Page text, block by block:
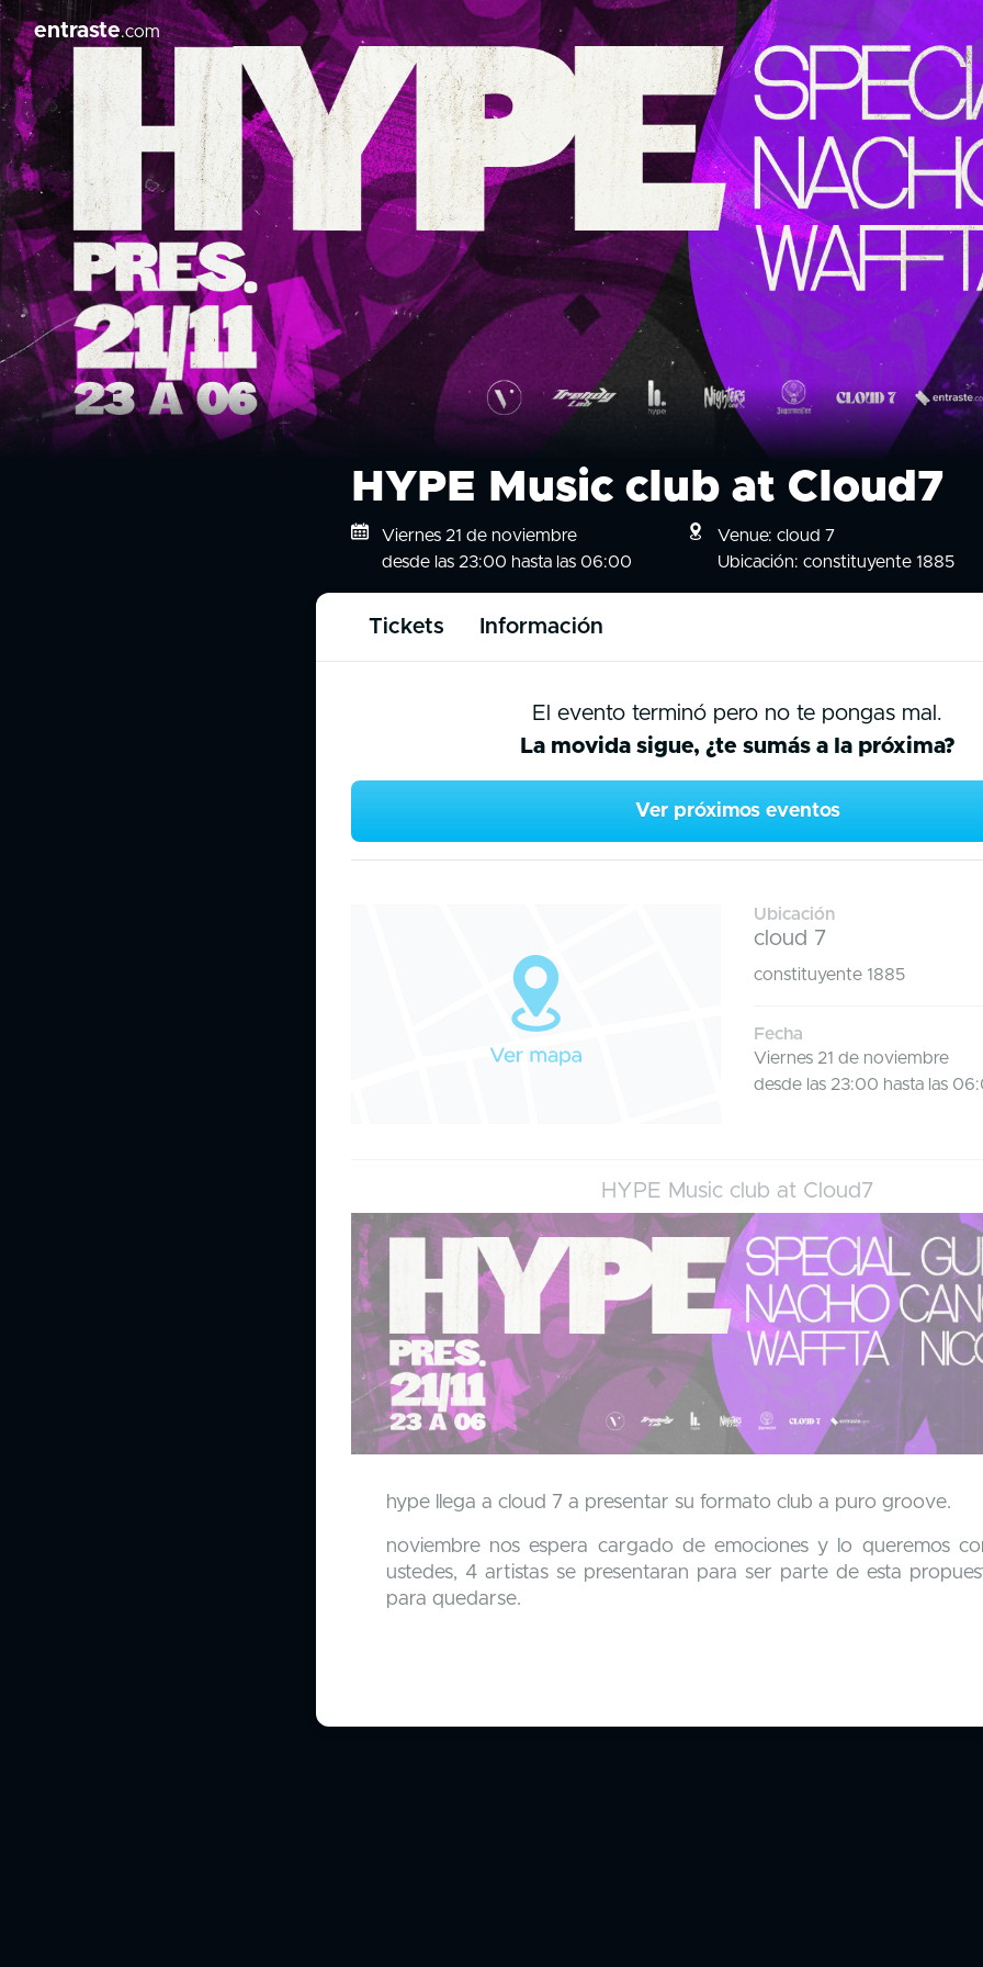
entraste.com
HYPE Music club at Cloud7
Viernes 21 de noviembre
desde las 23:00 hasta las 06:00
Venue: cloud 7
Ubicación: constituyente 1885
Tickets Información
El evento terminó pero no te pongas mal.
La movida sigue, ¿te sumás a la próxima?
Ver próximos eventos
Ubicación
cloud 7
constituyente 1885
Fecha
Viernes 21 de noviembre
desde las 23:00 hasta las
HYPE Music club at Cloud7
hype llega a cloud 7 a presentar su formato club a puro groove.
noviembre nos espera cargado de emociones y lo queremos
ustedes, 4 artistas se presentaran para ser parte de esta
para quedarse.